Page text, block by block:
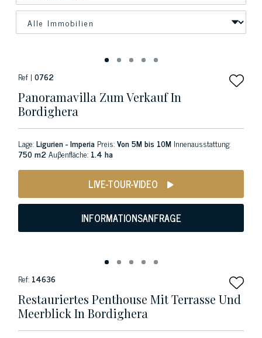
Ref | 0762
Panoramavilla Zum Verkauf In
Bordighera
Lage:Ligurien - Imperia Preis:Von 5M bis 10M Innenausstattung:
750 m2Auβenfläche: 1.4 ha
LIVE-TOUR-VIDEO
INFORMATIONSANFRAGE
Ref: 14636
Restauriertes Penthouse Mit Terrasse Und
Meerblick In Bordighera